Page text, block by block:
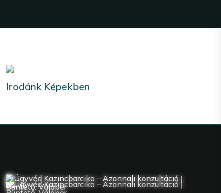
Irodánk Képekben